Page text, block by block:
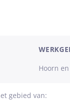
Hoorn
gebied van: